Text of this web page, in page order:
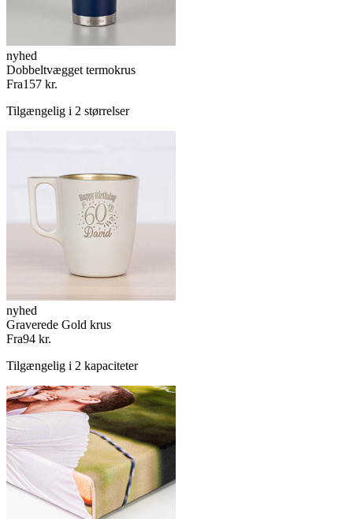
nyhed
Dobbeltvægget termokrus
Fra157 kr.
Tilgængelig i 2 størrelser
nyhed
Graverede Gold krus
Fra94 kr.
Tilgængelig i 2 kapaciteter